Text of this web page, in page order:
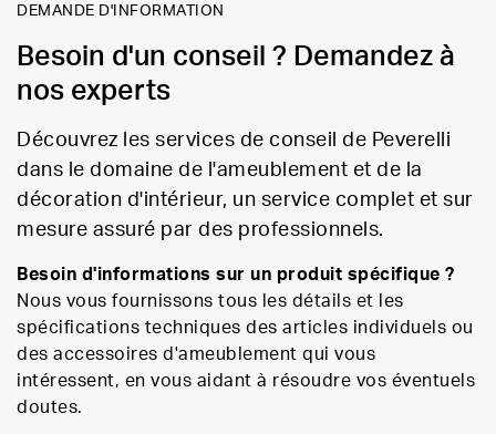
DEMANDE D'INFORMATION
Besoin d'un conseil ? Demandez à
nos experts
Découvrez les services de conseil de Peverelli
dans le domaine de l'ameublement et de la
décoration d'intérieur, un service complet et sur
mesure assuré par des professionnels.
Besoin d'informations sur un produit spécifique ?
Nous vous fournissons tous les détails et les
spécifications techniques des articles individuels ou
des accessoires d'ameublement qui vous
intéressent, en vous aidant à résoudre vos éventuels
doutes.